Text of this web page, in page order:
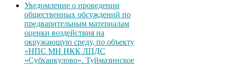
Уведомление о проведении
общественных обсуждений по
предварительным материалам
оценки воздействия на
окружающую среду, по объекту
«НПС МН НКК ЛПДС
«Субханкулово». Туймазинское